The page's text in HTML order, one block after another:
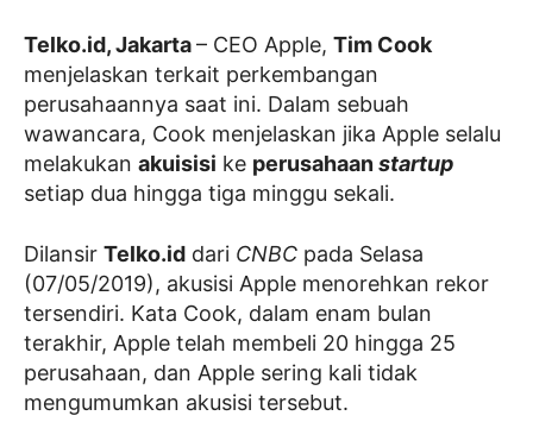
Telko.id, Jakarta– CEO Apple, Tim Cook
menjelaskan terkait perkembangan
perusahaannya saat ini. Dalam sebuah
wawancara, Cook menjelaskan jika Apple selalu
melakukan akuisisi ke perusahaanstartup
setiap dua hingga tiga minggu sekali.
Dilansir Telko.id dari CNBC pada Selasa
(07/05/2019), akusisi Apple menorehkan rekor
tersendiri. Kata Cook, dalam enam bulan
terakhir, Apple telah membeli 20 hingga 25
perusahaan, dan Apple sering kali tidak
mengumumkan akusisi tersebut.